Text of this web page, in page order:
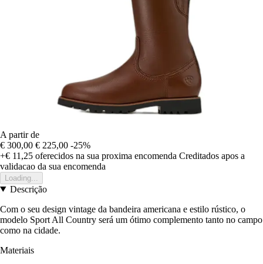
A partir de
€ 300,00 € 225,00 -25%
+€ 11,25 oferecidos na sua proxima encomenda Creditados apos a
validacao da sua encomenda
Loading...
Descrição
Com o seu design vintage da bandeira americana e estilo rústico, o
modelo Sport All Country será um ótimo complemento tanto no campo
como na cidade.
Materiais